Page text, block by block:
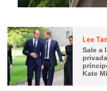
Lee
Sale a
Kate